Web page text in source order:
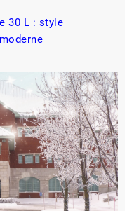
30 L : style